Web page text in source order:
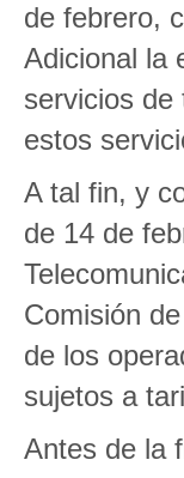
de febrero,
Adicional la
servicios de
estos
A tal fin, y
de 14 de
Comisión
de los
sujetos a
Antes de la